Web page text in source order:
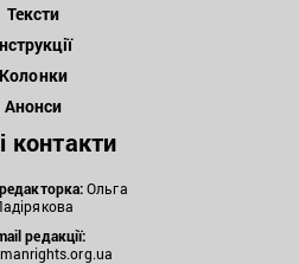
Тексти
Колонки
Анонси
контакти
Ольга
редакції: